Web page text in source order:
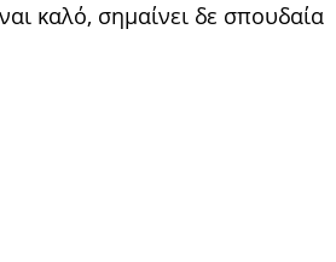
καλό, σημαίνει δε σπουδαία